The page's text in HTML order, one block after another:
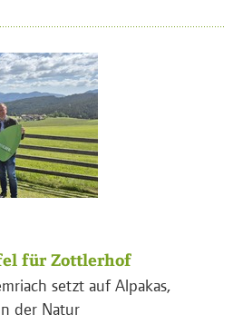
für Zottlerhof
setzt auf Alpakas,
der Natur